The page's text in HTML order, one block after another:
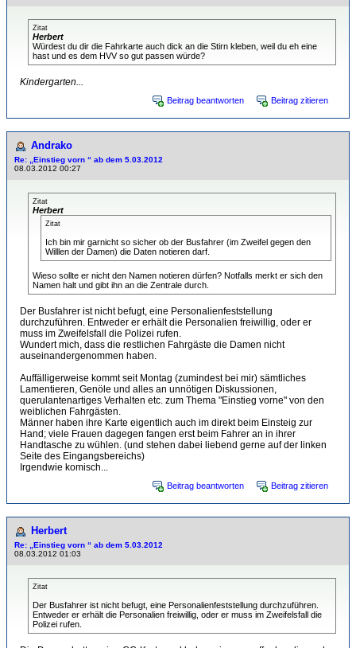
Zitat
Herbert
Würdest du dir die Fahrkarte auch dick an die Stirn kleben, weil du eh eine
hast und es dem HVV so gut passen würde?
Kindergarten...
Beitrag beantworten Beitrag zitieren
Andrako
Re: „Einstieg vorn “ ab dem 5.03.2012
08.03.2012 00:27
Zitat
Herbert
Zitat
Ich bin mir garnicht so sicher ob der Busfahrer (im Zweifel gegen den
Willlen der Damen) die Daten notieren darf.
Wieso sollte er nicht den Namen notieren dürfen? Notfalls merkt er sich den
Namen halt und gibt ihn an die Zentrale durch.
Der Busfahrer ist nicht befugt, eine Personalienfeststellung
durchzuführen. Entweder er erhält die Personalien freiwillig, oder er
muss im Zweifelsfall die Polizei rufen.
Wundert mich, dass die restlichen Fahrgäste die Damen nicht
auseinandergenommen haben.
Auffälligerweise kommt seit Montag (zumindest bei mir) sämtliches
Lamentieren, Genöle und alles an unnötigen Diskussionen,
querulantenartiges Verhalten etc. zum Thema "Einstieg vorne" von den
weiblichen Fahrgästen.
Männer haben ihre Karte eigentlich auch im direkt beim Einsteig zur
Hand; viele Frauen dagegen fangen erst beim Fahrer an in ihrer
Handtasche zu wühlen. (und stehen dabei liebend gerne auf der linken
Seite des Eingangsbereichs)
Irgendwie komisch...
Beitrag beantworten Beitrag zitieren
Herbert
Re: „Einstieg vorn “ ab dem 5.03.2012
08.03.2012 01:03
Zitat
Der Busfahrer ist nicht befugt, eine Personalienfeststellung durchzuführen.
Entweder er erhält die Personalien freiwillig, oder er muss im Zweifelsfall die
Polizei rufen.